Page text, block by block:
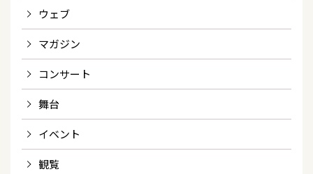
ウェブ
マガジン
コンサート
舞台
イベント
観覧